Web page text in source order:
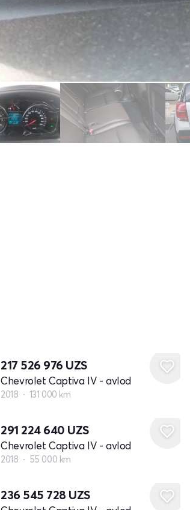
217 526 976 UZS
Chevrolet Captiva IV - avlod
2018 131 000 km
291 224 640 UZS
Chevrolet Captiva IV - avlod
2018 55 000 km
236 545 728 UZS